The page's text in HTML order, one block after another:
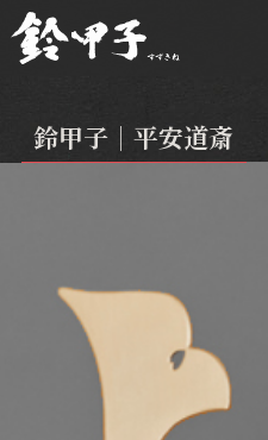
鈴甲子｜平安道斎